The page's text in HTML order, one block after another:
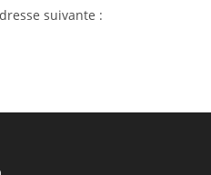
suivante :